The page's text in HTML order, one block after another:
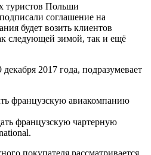
туристов Польши
соглашение на
будет возить клиентов
следующей зимой, так и ещё
2017 года, подразумевает
французскую авиакомпанию
французскую чартерную
покупателя рассматривается